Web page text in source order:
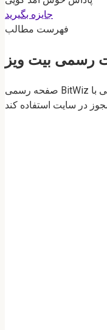
جایزه بگیرید
فهرست مطالب
رسمی بیت ویز
صفحه رسمی BitWiz به روشی بالغ و ساختار یافته با غلبه رنگ سبز طراحی شده است. تغییر اسلایدرهای تبلیغاتی با پیشنهادات تبلیغاتی وسوسه انگیز فوراً نظر را به خود جلب می کند. در بالا سلول هایی با